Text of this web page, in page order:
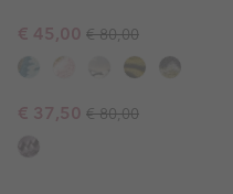
Sale price:
€ 45,00 Regular price:
€ 80,00
Sale price:
€ 37,50 Regular price:
€ 80,00